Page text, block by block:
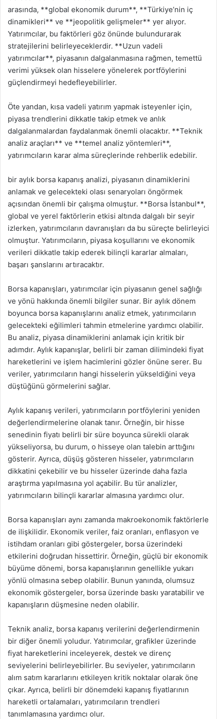
arasında, **global ekonomik durum**, **Türkiye’nin iç
dinamikleri** ve **jeopolitik gelişmeler** yer alıyor.
Yatırımcılar, bu faktörleri göz önünde bulundurarak
stratejilerini belirleyeceklerdir. **Uzun vadeli
yatırımcılar**, piyasanın dalgalanmasına rağmen, temettü
verimi yüksek olan hisselere yönelerek portföylerini
güçlendirmeyi hedefleyebilirler.
Öte yandan, kısa vadeli yatırım yapmak isteyenler için,
piyasa trendlerini dikkatle takip etmek ve anlık
dalgalanmalardan faydalanmak önemli olacaktır. **Teknik
analiz araçları** ve **temel analiz yöntemleri**,
yatırımcıların karar alma süreçlerinde rehberlik edebilir.
bir aylık borsa kapanış analizi, piyasanın dinamiklerini
anlamak ve gelecekteki olası senaryoları öngörmek
açısından önemli bir çalışma olmuştur. **Borsa İstanbul**,
global ve yerel faktörlerin etkisi altında dalgalı bir seyir
izlerken, yatırımcıların davranışları da bu süreçte belirleyici
olmuştur. Yatırımcıların, piyasa koşullarını ve ekonomik
verileri dikkatle takip ederek bilinçli kararlar almaları,
başarı şanslarını artıracaktır.
Borsa kapanışları, yatırımcılar için piyasanın genel sağlığı
ve yönü hakkında önemli bilgiler sunar. Bir aylık dönem
boyunca borsa kapanışlarını analiz etmek, yatırımcıların
gelecekteki eğilimleri tahmin etmelerine yardımcı olabilir.
Bu analiz, piyasa dinamiklerini anlamak için kritik bir
adımdır. Aylık kapanışlar, belirli bir zaman dilimindeki fiyat
hareketlerini ve işlem hacimlerini gözler önüne serer. Bu
veriler, yatırımcıların hangi hisselerin yükseldiğini veya
düştüğünü görmelerini sağlar.
Aylık kapanış verileri, yatırımcıların portföylerini yeniden
değerlendirmelerine olanak tanır. Örneğin, bir hisse
senedinin fiyatı belirli bir süre boyunca sürekli olarak
yükseliyorsa, bu durum, o hisseye olan talebin arttığını
gösterir. Ayrıca, düşüş gösteren hisseler, yatırımcıların
dikkatini çekebilir ve bu hisseler üzerinde daha fazla
araştırma yapılmasına yol açabilir. Bu tür analizler,
yatırımcıların bilinçli kararlar almasına yardımcı olur.
Borsa kapanışları aynı zamanda makroekonomik faktörlerle
de ilişkilidir. Ekonomik veriler, faiz oranları, enflasyon ve
istihdam oranları gibi göstergeler, borsa üzerindeki
etkilerini doğrudan hissettirir. Örneğin, güçlü bir ekonomik
büyüme dönemi, borsa kapanışlarının genellikle yukarı
yönlü olmasına sebep olabilir. Bunun yanında, olumsuz
ekonomik göstergeler, borsa üzerinde baskı yaratabilir ve
kapanışların düşmesine neden olabilir.
Teknik analiz, borsa kapanış verilerini değerlendirmenin
bir diğer önemli yoludur. Yatırımcılar, grafikler üzerinde
fiyat hareketlerini inceleyerek, destek ve direnç
seviyelerini belirleyebilirler. Bu seviyeler, yatırımcıların
alım satım kararlarını etkileyen kritik noktalar olarak öne
çıkar. Ayrıca, belirli bir dönemdeki kapanış fiyatlarının
hareketli ortalamaları, yatırımcıların trendleri
tanımlamasına yardımcı olur.